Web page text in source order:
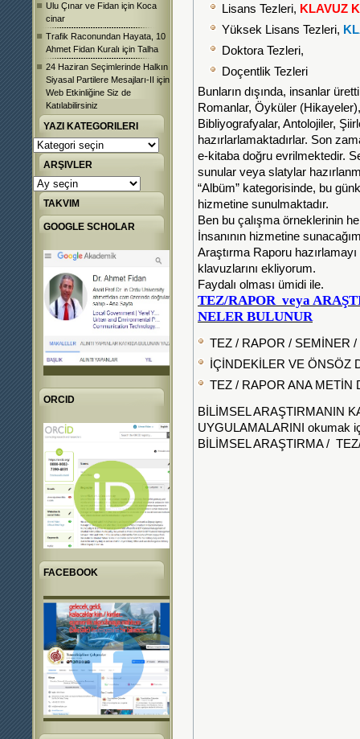
Ulu Çınar ve Fidan için Koca
cinar
Trafik Raconundan Hayata, 10
Ahmet Fidan Kuralı için Talha
24 Haziran Seçimlerinde Halkın
Siyasal Partilere Mesajları-II için
Web Etkinliğine Siz de
Katılabilirsiniz
YAZI KATEGORILERI
Yazı
Kategorileri
ARŞIVLER
Arşivler
TAKVIM
GOOGLE SCHOLAR
ORCID
FACEBOOK
Lisans Tezleri, KLAVUZ
Yüksek Lisans Tezleri,
Doktora Tezleri,
Doçentlik Tezleri
Bunların dışında, insanlar
Romanlar, Öyküler
Bibliyografyalar, Antolojiler,
hazırlarlamaktadırlar. Son
e-kitaba doğru evrilmektedir.
sunular veya slatylar
“Albüm” kategorisinde, bu
hizmetine sunulmaktadır.
Ben bu çalışma örneklerinin
İnsanının hizmetine
Araştırma Raporu
klavuzlarını ekliyorum.
Faydalı olması ümidi ile.
TEZ/RAPOR veya
NELER BULUNUR
TEZ / RAPOR / SEMİNER
İÇİNDEKİLER VE ÖNSÖZ
TEZ / RAPOR ANA METİN
BİLİMSEL ARAŞTIRMANIN
UYGULAMALARINI okumak
BİLİMSEL ARAŞTIRMA /